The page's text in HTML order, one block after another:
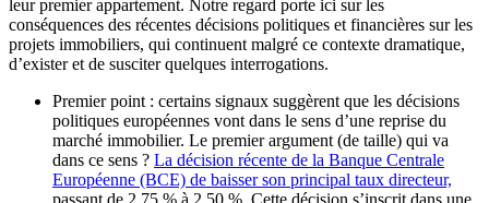
leur premier appartement. Notre regard porte ici sur les
conséquences des récentes décisions politiques et financières sur les
projets immobiliers, qui continuent malgré ce contexte dramatique,
d’exister et de susciter quelques interrogations.
Premier point : certains signaux suggèrent que les décisions
politiques européennes vont dans le sens d’une reprise du
marché immobilier. Le premier argument (de taille) qui va
dans ce sens ? La décision récente de la Banque Centrale
Européenne (BCE) de baisser son principal taux directeur,